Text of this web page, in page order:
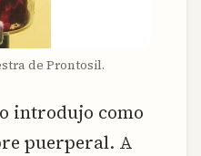
de Prontosil.
introdujo como
puerperal. A